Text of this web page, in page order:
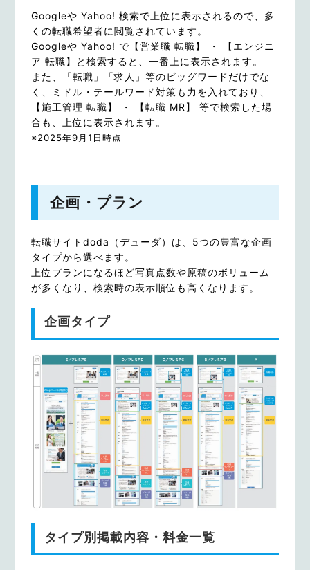
Googleや Yahoo! 検索で上位に表示されるので、多
くの転職希望者に閲覧されています。
Googleや Yahoo! で【営業職 転職】 ・ 【エンジニ
ア 転職】と検索すると、一番上に表示されます。
また、「転職」「求人」等のビッグワードだけでな
く、ミドル・テールワード対策も力を入れており、
【施工管理 転職】 ・ 【転職 MR】 等で検索した場
合も、上位に表示されます。
※2025年9月1日時点
企画・プラン
転職サイトdoda（デューダ）は、5つの豊富な企画
タイプから選べます。
上位プランになるほど写真点数や原稿のボリューム
が多くなり、検索時の表示順位も高くなります。
企画タイプ
タイプ別掲載内容・料金一覧